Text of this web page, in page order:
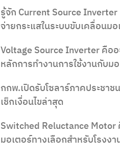
รู้จัก Current Source Inverter
จ่ายกระแสในระบบขับเคลื่อนมอ
Voltage Source Inverter คืออ
หลักการทำงานการใช้งานกับม
กกพ.เปิดรับโซลาร์ภาคประชาช
เช็กเงื่อนไขล่าสุด
Switched Reluctance Motor
มอเตอร์ทางเลือกสำหรับโรงงา